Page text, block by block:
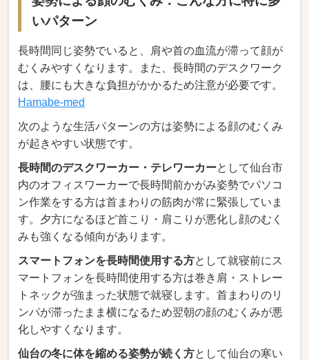
いパターン
長時間同じ姿勢でいると、肩や首の血流が滞って顔が
むくみやすくなります。また、長時間のデスクワーク
は、腰にも大きな負担がかかるため注意が必要です。
Hamabe-med
次のような生活パターンの方は姿勢による顔のむくみ
が起きやすい状態です。
長時間のデスクワーカー・テレワーカーとして仙台市
内のオフィスワーカーで長時間前かがみ姿勢でパソコ
ン作業をする方は首まわりの筋肉が常に緊張していま
す。夕方になるほど首こり・肩こりが悪化し顔のむく
みも強くなる傾向があります。
スマートフォンを長時間使用する方として就寝前にス
マートフォンを長時間使用する方は巻き肩・ストレー
トネックが強まった状態で就寝します。首まわりのリ
ンパが滞ったまま横になるため翌朝の顔のむくみが悪
化しやすくなります。
仙台の冬に体を縮める姿勢が続く方として仙台の寒い